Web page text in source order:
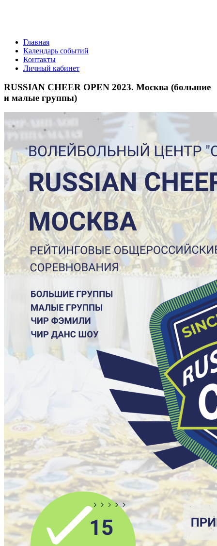
Главная
Календарь событий
Контакты
Личный кабинет
RUSSIAN CHEER OPEN 2023. Москва (большие
и малые группы)